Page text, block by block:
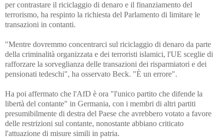
per contrastare il riciclaggio di denaro e il finanziamento del
terrorismo, ha respinto la richiesta del Parlamento di limitare le
transazioni in contanti.
"Mentre dovremmo concentrarci sul riciclaggio di denaro da parte
della criminalità organizzata e dei terroristi islamici, l'UE sceglie di
rafforzare la sorveglianza delle transazioni dei risparmiatori e dei
pensionati tedeschi", ha osservato Beck. "È un errore".
Ha poi affermato che l'AfD è ora "l'unico partito che difende la
libertà del contante" in Germania, con i membri di altri partiti
presumibilmente di destra del Paese che avrebbero votato a favore
delle restrizioni sul contante, nonostante abbiano criticato
l'attuazione di misure simili in patria.